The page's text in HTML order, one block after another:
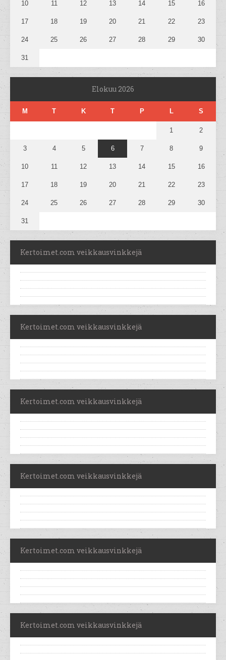
10 11 12 13 14 15 16
17 18 19 20 21 22 23
24 25 26 27 28 29 30
31
Elokuu 2026
M T K T P L S
1 2
3 4 5 6 7 8 9
10 11 12 13 14 15 16
17 18 19 20 21 22 23
24 25 26 27 28 29 30
31
Kertoimet.com veikkausvinkkejä
Kertoimet.com veikkausvinkkejä
Kertoimet.com veikkausvinkkejä
Kertoimet.com veikkausvinkkejä
Kertoimet.com veikkausvinkkejä
Kertoimet.com veikkausvinkkejä